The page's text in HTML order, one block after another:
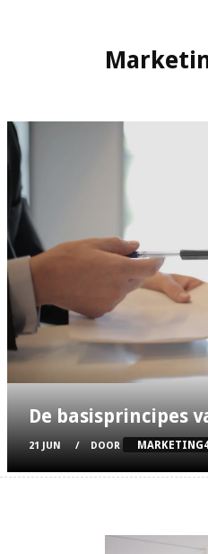
De basisprincipes
21 JUN DOOR